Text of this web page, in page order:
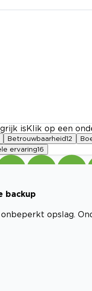
is Klik op een
Betrouwbaarheid12
ervaring16
backup
onbeperkt opslag.